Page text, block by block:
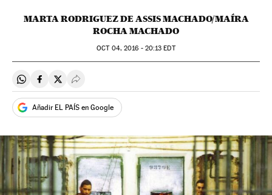
MARTA RODRIGUEZ DE ASSIS MACHADO/MAÍRA
ROCHA MACHADO
OCT04, 2016 - 20:13 EDT
Compartir en Whatsapp
Compartir en Facebook
Compartir en Twitter
Desplegar Redes Sociales
Añadir EL PAÍS en Google